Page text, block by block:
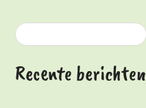
Recente berichten